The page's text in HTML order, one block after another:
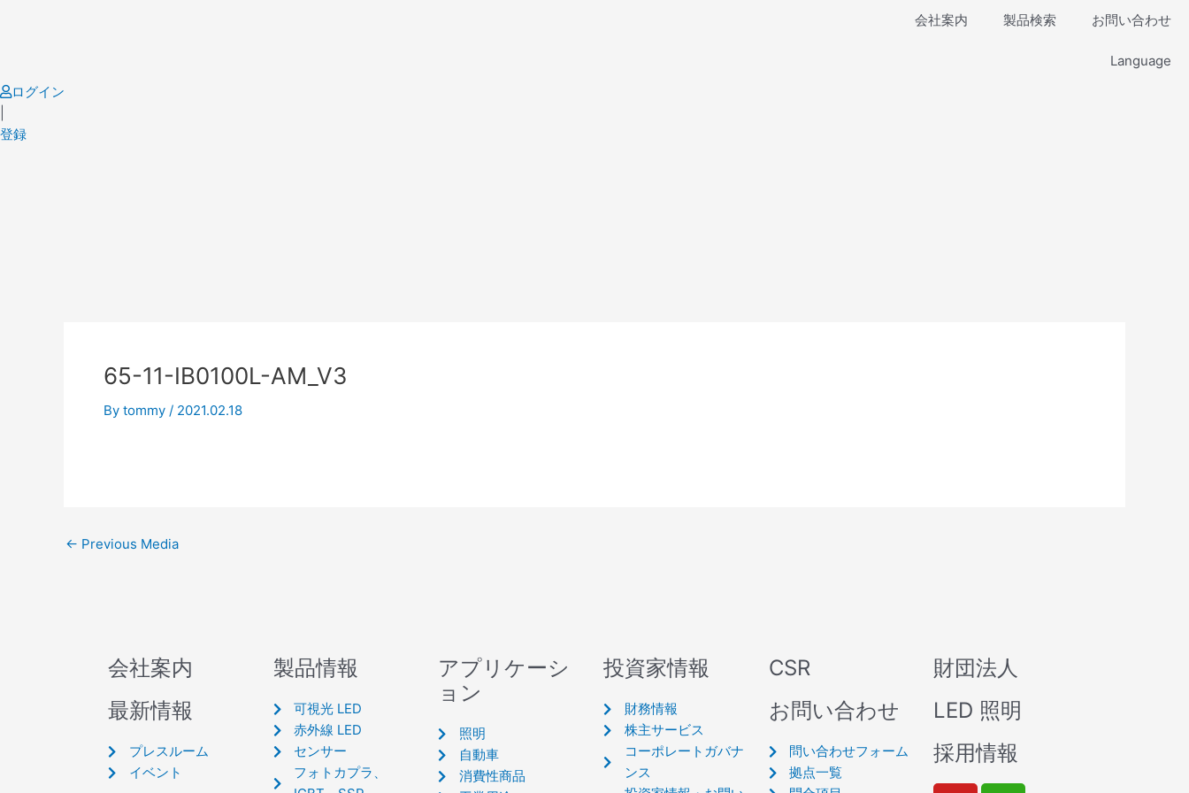
会社案内 製品検索 お問い合わせ
Language
ログイン
登録
65-11-IB0100L-AM_V3
By tommy / 2021.02.18
← Previous Media
会社案内
最新情報
プレスルーム
イベント
製品情報
可視光 LED
赤外線 LED
センサー
フォトカプラ、
アプリケーシ
ョン
照明
自動車
消費性商品
投資家情報
財務情報
株主サービス
コーポレートガバナ
ンス
CSR
お問い合わせ
問い合わせフォーム
拠点一覧
財団法人
LED 照明
採用情報